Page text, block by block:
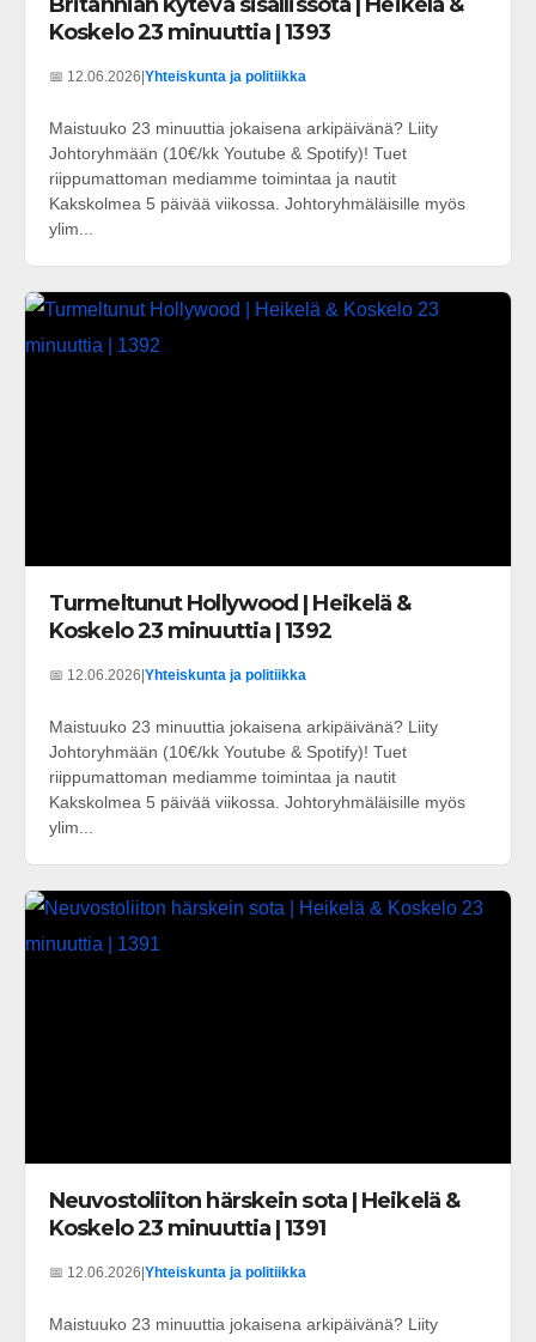
Koskelo 23 minuuttia | 1393
📅 12.06.2026 Yhteiskunta ja politiikka
Maistuuko 23 minuuttia jokaisena arkipäivänä? Liity
Johtoryhmään (10€/kk Youtube & Spotify)! Tuet
riippumattoman mediamme toimintaa ja nautit
Kakskolmea 5 päivää viikossa. Johtoryhmäläisille myös
ylim...
Turmeltunut Hollywood | Heikelä &
Koskelo 23 minuuttia | 1392
📅 12.06.2026|Yhteiskunta ja politiikka
Maistuuko 23 minuuttia jokaisena arkipäivänä? Liity
Johtoryhmään (10€/kk Youtube & Spotify)! Tuet
riippumattoman mediamme toimintaa ja nautit
Kakskolmea 5 päivää viikossa. Johtoryhmäläisille myös
ylim...
Neuvostoliiton härskein sota | Heikelä &
Koskelo 23 minuuttia | 1391
📅 12.06.2026 Yhteiskunta ja politiikka
Maistuuko 23 minuuttia jokaisena arkipäivänä? Liity